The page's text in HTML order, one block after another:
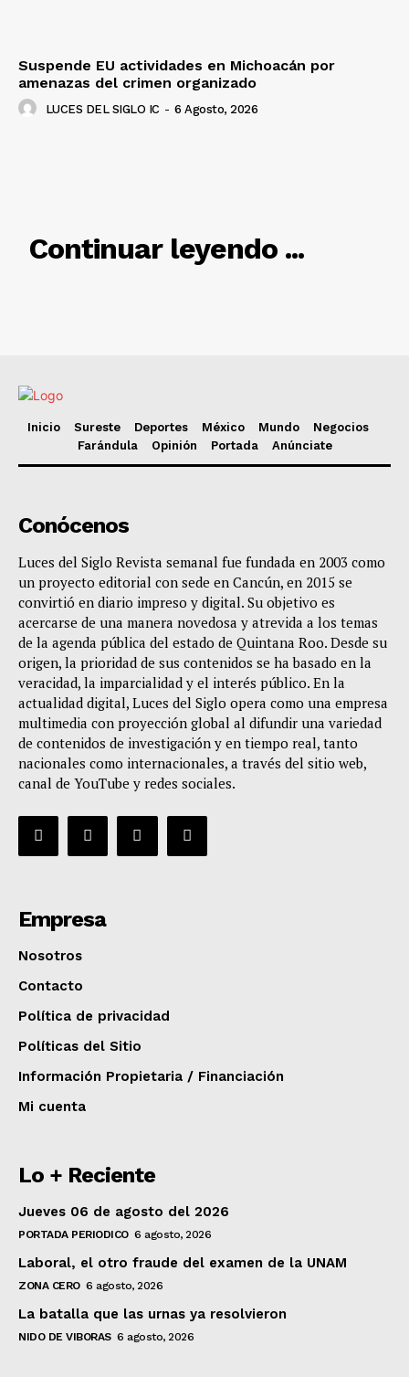
Suspende EU actividades en Michoacán por
amenazas del crimen organizado
LUCES DEL SIGLO IC - 6 Agosto, 2026
Continuar leyendo ...
RELACIONADO
Inicio Sureste Deportes México Mundo
Negocios
Farándula
Opinión Portada Anúnciate
Conócenos
Luces del Siglo Revista semanal fue fundada en 2003 como
un proyecto editorial con sede en Cancún, en 2015 se
convirtió en diario impreso y digital. Su objetivo es
acercarse de una manera novedosa y atrevida a los temas
de la agenda pública del estado de Quintana Roo. Desde su
origen, la prioridad de sus contenidos se ha basado en la
veracidad, la imparcialidad y el interés público. En la
actualidad digital, Luces del Siglo opera como una empresa
multimedia con proyección global al difundir una variedad
de contenidos de investigación y en tiempo real, tanto
nacionales como internacionales, a través del sitio web,
canal de YouTube y redes sociales.
Empresa
Nosotros
Contacto
Política de privacidad
Políticas del Sitio
Información Propietaria / Financiación
Mi cuenta
Lo + Reciente
Jueves 06 de agosto del 2026
PORTADA PERIODICO 6 agosto, 2026
Laboral, el otro fraude del examen de la UNAM
ZONA CERO 6 agosto, 2026
La batalla que las urnas ya resolvieron
NIDO DE VIBORAS 6 agosto, 2026